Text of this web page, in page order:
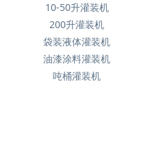
10-50升灌装机
200升灌装机
袋装液体灌装机
油漆涂料灌装机
吨桶灌装机